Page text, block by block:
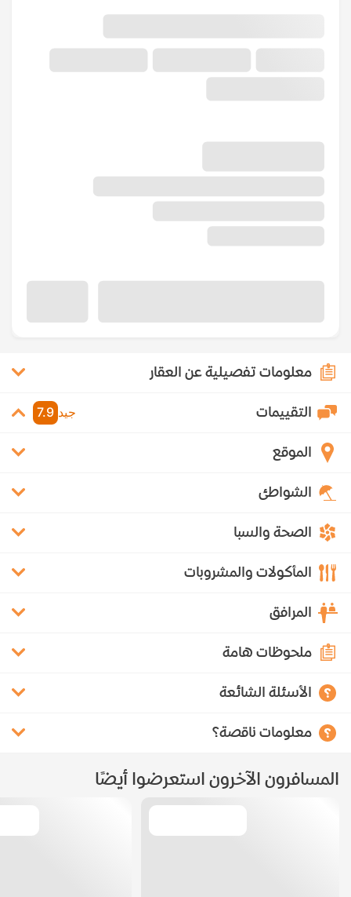
معلومات تفصيلية عن العقار
التقييمات جيد 7.9
الموقع
الشواطئ
الصحة والسبا
المأكولات والمشروبات
المرافق
ملحوظات هامة
الأسئلة الشائعة
معلومات ناقصة؟
المسافرون الآخرون استعرضوا أيضًا